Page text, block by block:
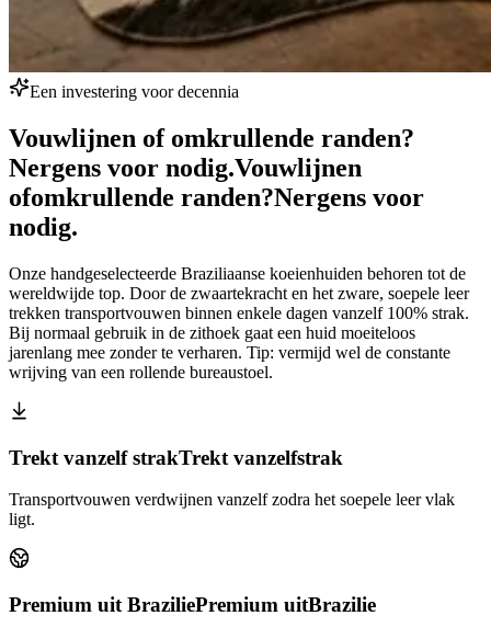
Een investering voor decennia
Vouwlijnen of omkrullende randen?
Nergens voor nodig.Vouwlijnen
ofomkrullende randen?Nergens voor
nodig.
Onze handgeselecteerde Braziliaanse koeienhuiden behoren tot de
wereldwijde top. Door de zwaartekracht en het zware, soepele leer
trekken transportvouwen binnen enkele dagen vanzelf 100% strak.
Bij normaal gebruik in de zithoek gaat een huid moeiteloos
jarenlang mee zonder te verharen. Tip: vermijd wel de constante
wrijving van een rollende bureaustoel.
Trekt vanzelf strakTrekt vanzelfstrak
Transportvouwen verdwijnen vanzelf zodra het soepele leer vlak
ligt.
Premium uit BraziliePremium uitBrazilie